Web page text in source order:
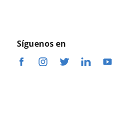
Síguenos en